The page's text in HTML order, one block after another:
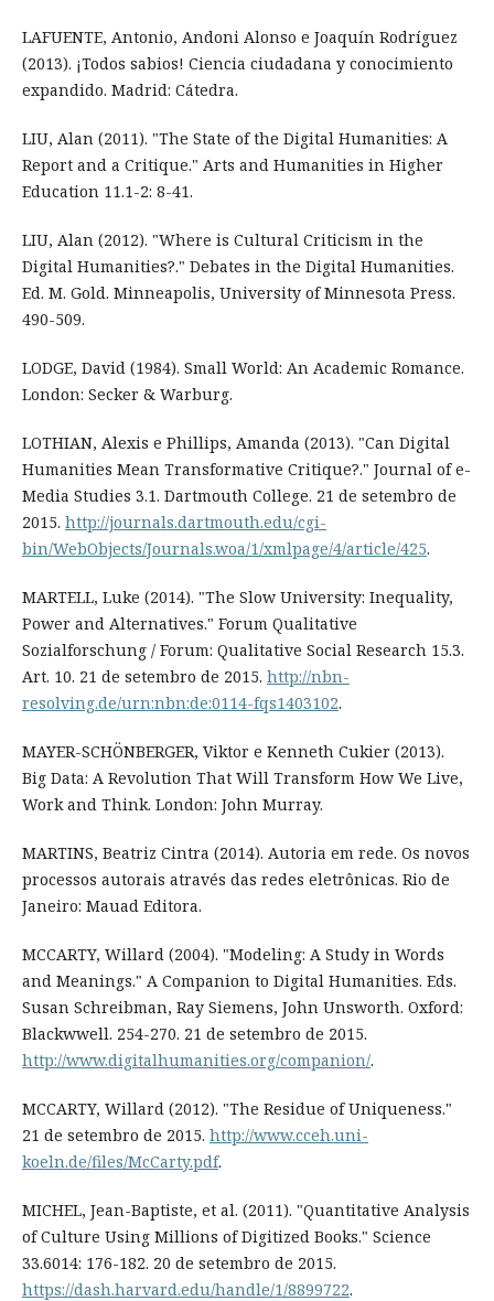
LAFUENTE, Antonio, Andoni Alonso e Joaquín Rodríguez
(2013). ¡Todos sabios! Ciencia ciudadana y conocimiento
expandido. Madrid: Cátedra.
LIU, Alan (2011). "The State of the Digital Humanities: A
Report and a Critique." Arts and Humanities in Higher
Education 11.1-2: 8-41.
LIU, Alan (2012). "Where is Cultural Criticism in the
Digital Humanities?." Debates in the Digital Humanities.
Ed. M. Gold. Minneapolis, University of Minnesota Press.
490-509.
LODGE, David (1984). Small World: An Academic Romance.
London: Secker & Warburg.
LOTHIAN, Alexis e Phillips, Amanda (2013). "Can Digital
Humanities Mean Transformative Critique?." Journal of e-
Media Studies 3.1. Dartmouth College. 21 de setembro de
2015. http://journals.dartmouth.edu/cgi-
bin/WebObjects/Journals.woa/1/xmlpage/4/article/425.
MARTELL, Luke (2014). "The Slow University: Inequality,
Power and Alternatives." Forum Qualitative
Sozialforschung / Forum: Qualitative Social Research 15.3.
Art. 10. 21 de setembro de 2015. http://nbn-
resolving.de/urn:nbn:de:0114-fqs1403102.
MAYER-SCHÖNBERGER, Viktor e Kenneth Cukier (2013).
Big Data: A Revolution That Will Transform How We Live,
Work and Think. London: John Murray.
MARTINS, Beatriz Cintra (2014). Autoria em rede. Os novos
processos autorais através das redes eletrônicas. Rio de
Janeiro: Mauad Editora.
MCCARTY, Willard (2004). "Modeling: A Study in Words
and Meanings." A Companion to Digital Humanities. Eds.
Susan Schreibman, Ray Siemens, John Unsworth. Oxford:
Blackwwell. 254-270. 21 de setembro de 2015.
http://www.digitalhumanities.org/companion/.
MCCARTY, Willard (2012). "The Residue of Uniqueness."
21 de setembro de 2015. http://www.cceh.uni-
koeln.de/files/McCarty.pdf.
MICHEL, Jean-Baptiste, et al. (2011). "Quantitative Analysis
of Culture Using Millions of Digitized Books." Science
33.6014: 176-182. 20 de setembro de 2015.
https://dash.harvard.edu/handle/1/8899722.